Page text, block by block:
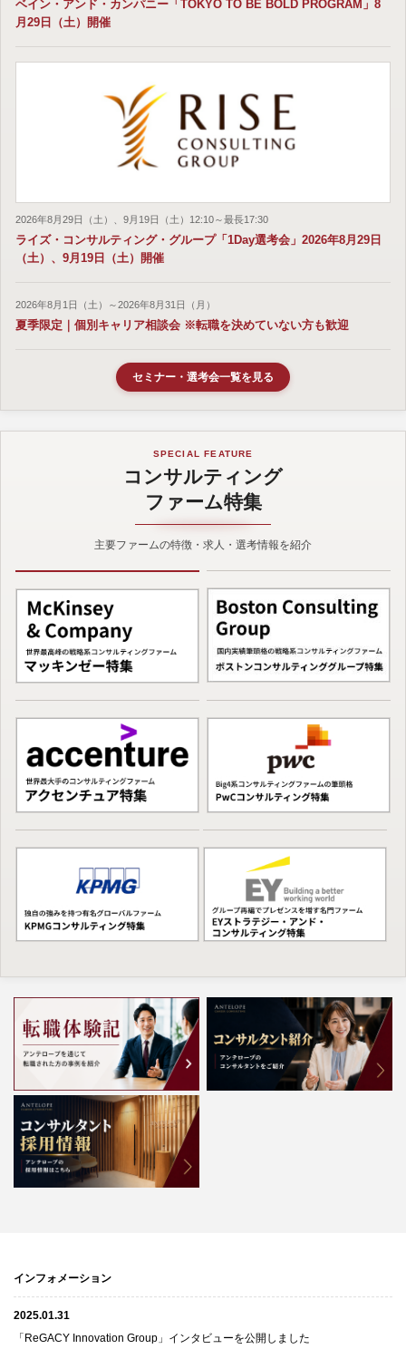
ベイン・アンド・カンパニー「TOKYO TO BE BOLD PROGRAM」8
月29日（土）開催
2026年8月29日（土）、9月19日（土）12:10～最長17:30
ライズ・コンサルティング・グループ「1Day選考会」2026年8月29日
（土）、9月19日（土）開催
2026年8月1日（土）～2026年8月31日（月）
夏季限定｜個別キャリア相談会 ※転職を決めていない方も歓迎
セミナー・選考会一覧を見る
SPECIAL FEATURE
コンサルティング
ファーム特集
主要ファームの特徴・求人・選考情報を紹介
インフォメーション
2025.01.31
「ReGACY Innovation Group」インタビューを公開しました